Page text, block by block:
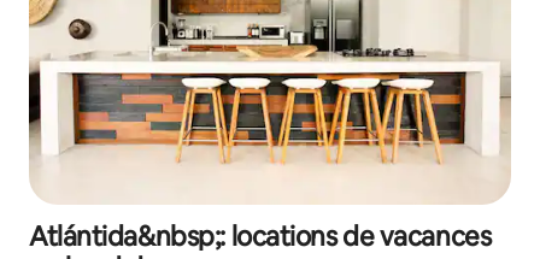
Atlántida&nbsp;: locations de vacances